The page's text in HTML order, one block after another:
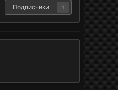
Подписчики 1